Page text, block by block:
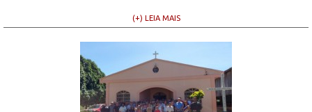
(+) LEIA MAIS